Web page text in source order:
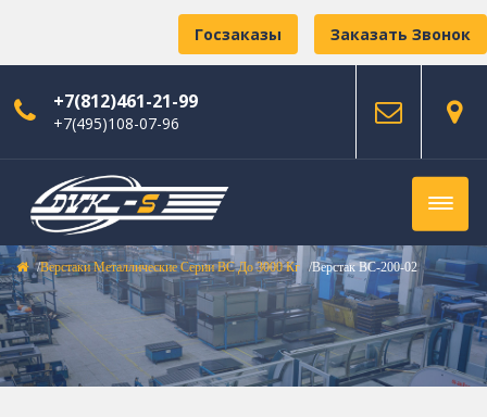
Заказать Звонок
Госзаказы
+7(812)461-21-99
+7(495)108-07-96
Верстаки Металлические Серии ВС До 3000 Кг Верстак ВС-200-02